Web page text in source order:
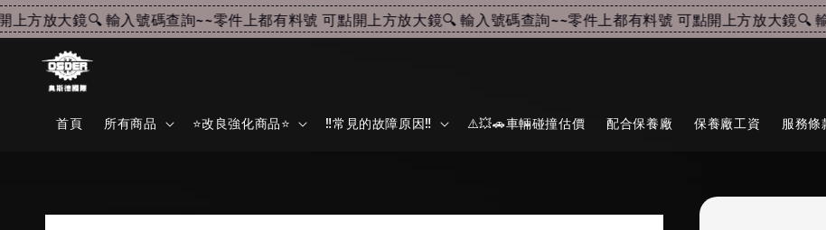
方放大鏡🔍 輸入號碼查詢~~零件上都有料號 可點開上方放大鏡🔍 輸入號碼查詢~~零件上都有料號 可點開上方放大鏡🔍 輸
首頁 所有商品 ⭐改良強化商品⭐ ‼️常見的故障原因‼️ ⚠️💥🚗車輛碰撞估價 配合保養廠 保養廠工資 服務條